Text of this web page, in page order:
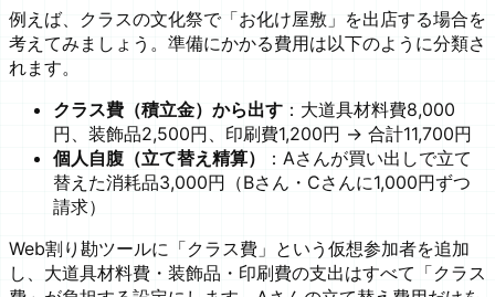
例えば、クラスの文化祭で「お化け屋敷」を出店する場合を
考えてみましょう。準備にかかる費用は以下のように分類さ
れます。
クラス費（積立金）から出す ：大道具材料費8,000
円、装飾品2,500円、印刷費1,200円 → 合計11,700円
個人自腹（立て替え精算）
：Aさんが買い出しで立て
替えた消耗品3,000円（Bさん・Cさんに1,000円ずつ
請求）
Web割り勘ツールに「クラス費」という仮想参加者を追加
し、大道具材料費・装飾品・印刷費の支出はすべて「クラス